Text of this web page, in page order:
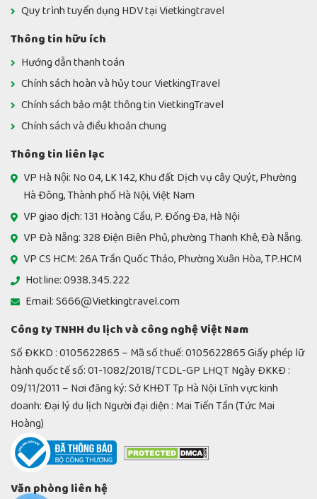
Quy trình tuyển dụng HDV tại Vietkingtravel
Thông tin hữu ích
Hướng dẫn thanh toán
Chính sách hoàn và hủy tour VietkingTravel
Chính sách bảo mật thông tin VietkingTravel
Chính sách và điều khoản chung
Thông tin liên lạc
VP Hà Nội: No 04, LK 142, Khu đất Dịch vụ cây Quýt, Phường
Hà Đông, Thành phố Hà Nội, Việt Nam
VP giao dịch: 131 Hoàng Cầu, P. Đống Đa, Hà Nội
VP Đà Nẵng: 328 Điện Biên Phủ, phường Thanh Khê, Đà Nẵng.
VP CS HCM: 26A Trần Quốc Thảo, Phường Xuân Hòa, TP.HCM
Hotline: 0938.345.222
Email: S666@Vietkingtravel.com
Công ty TNHH du lịch và công nghệ Việt Nam
Số ĐKKD : 0105622865 – Mã số thuế: 0105622865 Giấy phép lữ
hành quốc tế số: 01-1082/2018/TCDL-GP LHQT Ngày ĐKKĐ :
09/11/2011 – Nơi đăng ký: Sở KHĐT Tp Hà Nội Lĩnh vực kinh
doanh: Đại lý du lịch Người đại diện : Mai Tiến Tần (Tức Mai
Hoàng)
Văn phòng liên hệ